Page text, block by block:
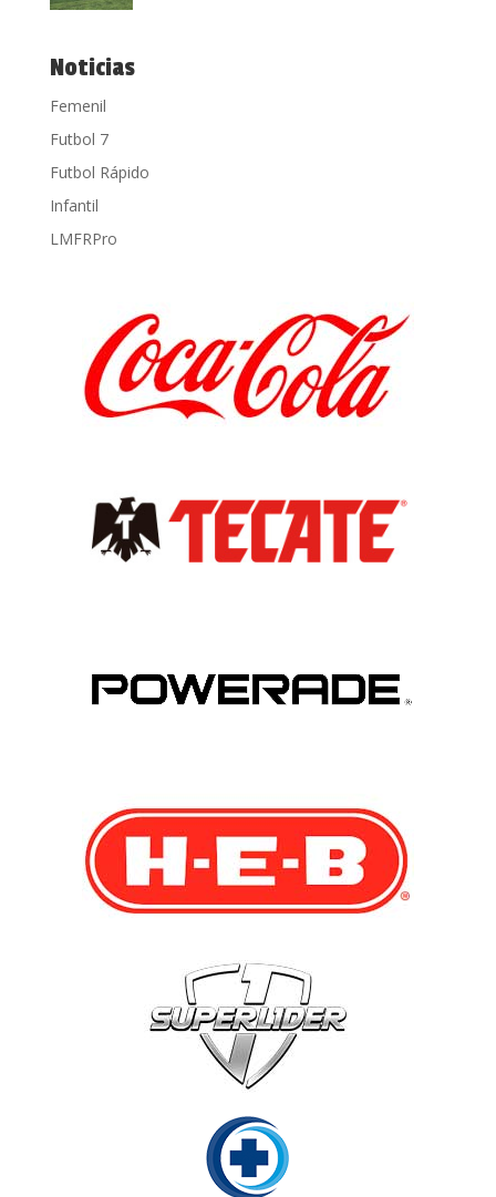
Noticias
Femenil
Futbol 7
Futbol Rápido
Infantil
LMFRPro